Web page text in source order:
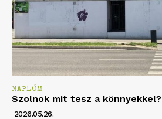
NAPLÓM
Szolnok mit tesz a könnyekkel?
2026.05.26.